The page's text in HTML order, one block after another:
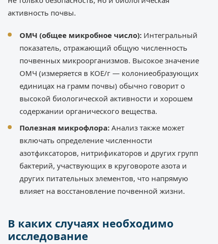
активность почвы.
ОМЧ (общее микробное число): Интегральный
показатель, отражающий общую численность
почвенных микроорганизмов. Высокое значение
ОМЧ (измеряется в КОЕ/г — колониеобразующих
единицах на грамм почвы) обычно говорит о
высокой биологической активности и хорошем
содержании органического вещества.
Полезная микрофлора: Анализ также может
включать определение численности
азотфиксаторов, нитрификаторов и других групп
бактерий, участвующих в круговороте азота и
других питательных элементов, что напрямую
влияет на восстановление почвенной жизни.
В каких случаях необходимо
исследование